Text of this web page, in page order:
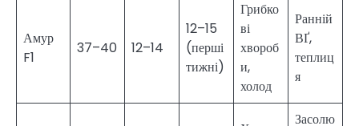
Амур
F1
37–40 12–14
12–15
(перші
тижні)
Грибко
ві
хвороб
и,
холод
Ранній
ВҐ,
теплиц
я
Засолю